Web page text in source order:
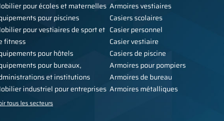
pour écoles et maternelles
pour piscines
pour vestiaires de sport et
fitness
pour hôtels
pour bureaux,
et institutions
industriel pour entreprises
tous les secteurs
Armoires vestiaires
Casiers scolaires
Casier personnel
Casier vestiaire
Casiers de piscine
Armoires pour pompiers
Armoires de bureau
Armoires métalliques